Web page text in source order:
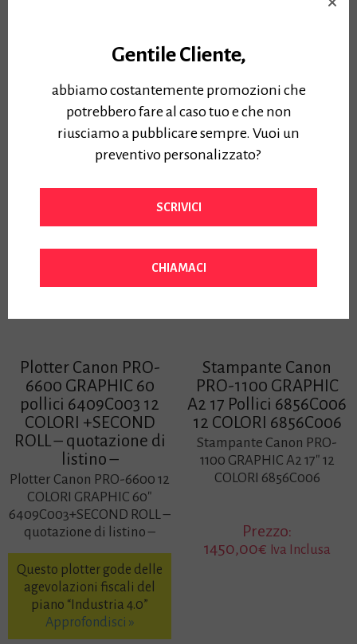
Iva Inclusa
Questo plotter gode delle
Approfondisci »
Prezzo:
6500,00€ Iva Inclusa
Plotter Canon PRO-
6600 GRAPHIC 60
pollici 6409C003 12
COLORI +SECOND
ROLL – quotazione di
listino –
Plotter Canon PRO-6600 12
COLORI GRAPHIC 60″
6409C003+SECOND ROLL –
quotazione di listino –
Questo plotter gode delle
agevolazioni fiscali del
piano “Industria 4.0”
Approfondisci »
Stampante Canon
PRO-1100 GRAPHIC
A2 17 Pollici 6856C006
12 COLORI 6856C006
Stampante Canon PRO-
1100 GRAPHIC A2 17″ 12
COLORI 6856C006
Prezzo:
1450,00€ Iva Inclusa
Gentile Cliente,
abbiamo costantemente promozioni che
potrebbero fare al caso tuo e che non
riusciamo a pubblicare sempre. Vuoi un
preventivo personalizzato?
SCRIVICI
CHIAMACI